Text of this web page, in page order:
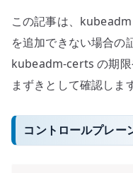
再
生
成
す
へ
この記事は、
を追加できない場合の
kubeadm-certs の期限
まずきとして確認します
コントロールプレ